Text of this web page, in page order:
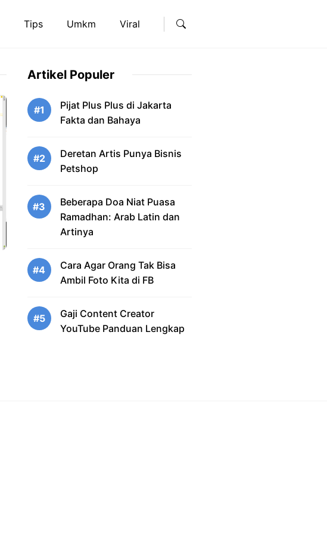
Tips Umkm Viral
Artikel Populer
#1
Pijat Plus Plus di Jakarta
Fakta dan Bahaya
#2
Deretan Artis Punya Bisnis
Petshop
#3
Beberapa Doa Niat Puasa
Ramadhan: Arab Latin dan
Artinya
#4
Cara Agar Orang Tak Bisa
Ambil Foto Kita di FB
#5
Gaji Content Creator
YouTube Panduan Lengkap